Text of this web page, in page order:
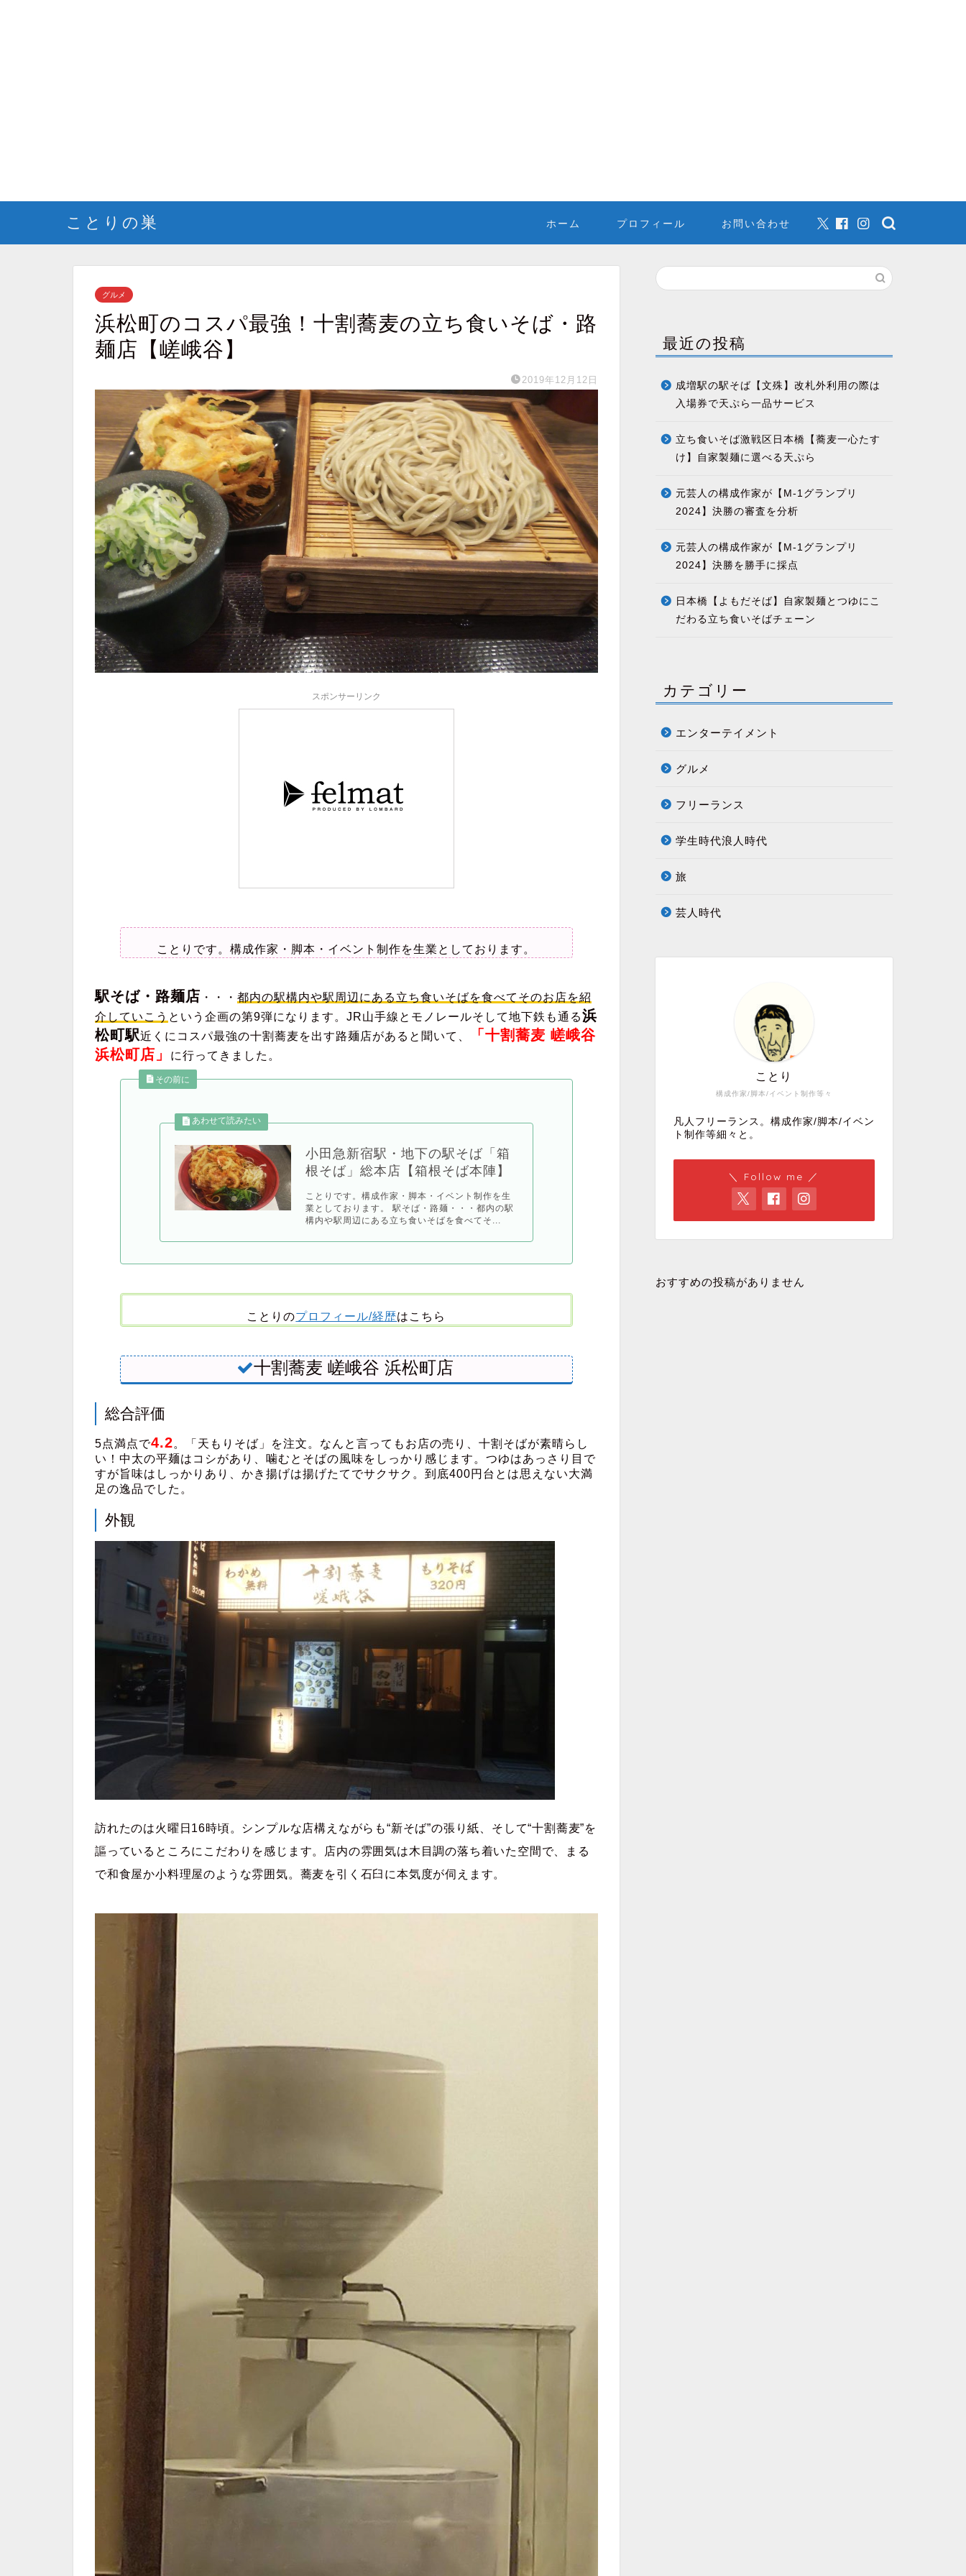
ことりの巣 ホーム プロフィール お問い合わせ
グルメ
浜松町のコスパ最強！十割蕎麦の立ち食いそば・路
麺店【嵯峨谷】
2019年12月12日
スポンサーリンク
ことりです。構成作家・脚本・イベント制作を生業としております。
駅そば・路麺店 ・・・ 都内の駅構内や駅周辺にある立ち食いそばを食べてそのお店を紹
介していこう という企画の第9弾になります。JR山手線とモノレールそして地下鉄も通る浜
松町駅近くにコスパ最強の十割蕎麦を出す路麺店があると聞いて、
「十割蕎麦 嵯峨谷
浜松町店」
に行ってきました。
その前に
小田急新宿駅・地下の駅そば「箱
根そば」総本店【箱根そば本陣】
ことりです。構成作家・脚本・イベント制作を生
業としております。 駅そば・路麺・・・都内の駅
構内や駅周辺にある立ち食いそばを食べてそ...
ことりのプロフィール/経歴はこちら
十割蕎麦 嵯峨谷 浜松町店
総合評価
5点満点で4.2。「天もりそば」を注文。なんと言ってもお店の売り、十割そばが素晴らし
い！中太の平麺はコシがあり、噛むとそばの風味をしっかり感じます。つゆはあっさり目で
すが旨味はしっかりあり、かき揚げは揚げたてでサクサク。到底400円台とは思えない大満
足の逸品でした。
外観
訪れたのは火曜日16時頃。シンプルな店構えながらも“新そば”の張り紙、そして“十割蕎麦”を
謳っているところにこだわりを感じます。店内の雰囲気は木目調の落ち着いた空間で、まる
で和食屋か小料理屋のような雰囲気。蕎麦を引く石臼に本気度が伺えます。
最近の投稿
成増駅の駅そば【文殊】改札外利用の際は
入場券で天ぷら一品サービス
立ち食いそば激戦区日本橋【蕎麦一心たす
け】自家製麺に選べる天ぷら
元芸人の構成作家が【M-1グランプリ
2024】決勝の審査を分析
元芸人の構成作家が【M-1グランプリ
2024】決勝を勝手に採点
日本橋【よもだそば】自家製麺とつゆにこ
だわる立ち食いそばチェーン
カテゴリー
エンターテイメント
グルメ
フリーランス
学生時代浪人時代
旅
芸人時代
構成作家/脚本/イベント制作等々
ことり
凡人フリーランス。構成作家/脚本/イベン
ト制作等細々と。
＼ Follow me ／
おすすめの投稿がありません